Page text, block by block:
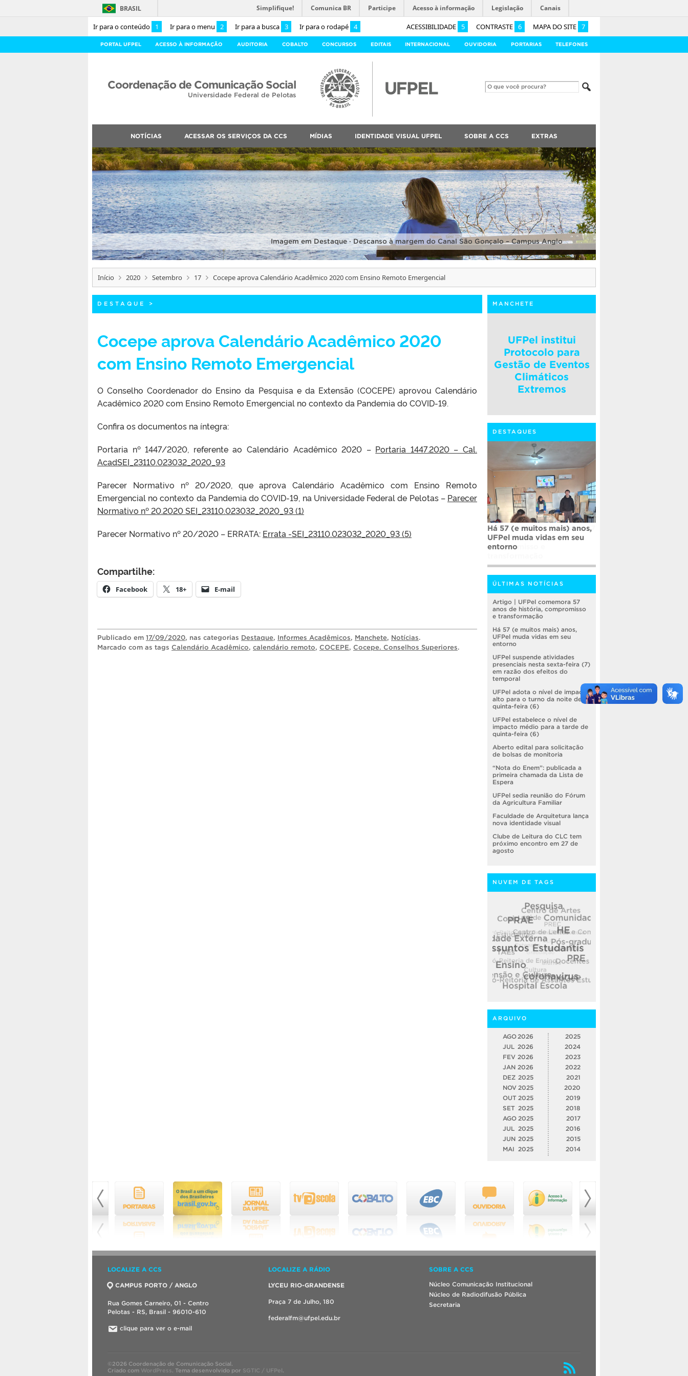
Ir para o conteúdo 1 Ir para o menu 2 Ir para a busca 3 Ir para o rodapé 4 ACESSIBILIDADE 5 CONTRASTE 6 MAPA DO SITE 7
BRASIL Simplifique! Comunica BR Participe Acesso à informação Legislação Canais
PORTAL UFPEL ACESSO À INFORMAÇÃO AUDITORIA COBALTO CONCURSOS EDITAIS INTERNACIONAL OUVIDORIA PORTARIAS TELEFONES
Coordenação de Comunicação Social
Universidade Federal de Pelotas
NOTÍCIAS ACESSAR OS SERVIÇOS DA CCS MÍDIAS IDENTIDADE VISUAL UFPEL SOBRE A CCS EXTRAS
Imagem em Destaque · Descanso à margem do Canal São Gonçalo – Campus Anglo
Início 2020 Setembro 17 Cocepe aprova Calendário Acadêmico 2020 com Ensino Remoto Emergencial
DESTAQUE >
Cocepe aprova Calendário Acadêmico 2020
com Ensino Remoto Emergencial
O Conselho Coordenador do Ensino da Pesquisa e da Extensão (COCEPE) aprovou Calendário
Acadêmico 2020 com Ensino Remoto Emergencial no contexto da Pandemia do COVID-19.
Confira os documentos na íntegra:
Portaria nº 1447/2020, referente ao Calendário Acadêmico 2020 – Portaria 1447.2020 – Cal.
AcadSEI_23110.023032_2020_93
Parecer Normativo nº 20/2020, que aprova Calendário Acadêmico com Ensino Remoto
Emergencial no contexto da Pandemia do COVID-19, na Universidade Federal de Pelotas – Parecer
Normativo nº 20.2020 SEI_23110.023032_2020_93 (1)
Parecer Normativo nº 20/2020 – ERRATA: Errata -SEI_23110.023032_2020_93 (5)
Compartilhe:
Facebook 18+ E-mail
Publicado em 17/09/2020, nas categorias Destaque, Informes Acadêmicos, Manchete, Notícias.
Marcado com as tags Calendário Acadêmico, calendário remoto, COCEPE, Cocepe. Conselhos Superiores.
MANCHETE
UFPel institui
Protocolo para
Gestão de Eventos
Climáticos
Extremos
DESTAQUES
Há 57 (e muitos mais) anos,
UFPel muda vidas em seu
entorno
ÚLTIMAS NOTÍCIAS
Artigo | UFPel comemora 57
anos de história, compromisso
e transformação
Há 57 (e muitos mais) anos,
UFPel muda vidas em seu
entorno
UFPel suspende atividades
presenciais nesta sexta-feira (7)
em razão dos efeitos do
temporal
UFPel adota o nível de impacto
alto para o turno da noite de
quinta-feira (6)
UFPel estabelece o nível de
impacto médio para a tarde de
quinta-feira (6)
Aberto edital para solicitação
de bolsas de monitoria
“Nota do Enem”: publicada a
primeira chamada da Lista de
Espera
UFPel sedia reunião do Fórum
da Agricultura Familiar
Faculdade de Arquitetura lança
nova identidade visual
Clube de Leitura do CLC tem
próximo encontro em 27 de
agosto
NUVEM DE TAGS
ARQUIVO
AGO 2026
JUL 2026
FEV 2026
JAN 2026
DEZ 2025
NOV 2025
OUT 2025
SET 2025
AGO 2025
JUL
2025
JUN 2025
MAI
2025
2025
2024
2023
2022
2021
2020
2019
2018
2017
2016
2015
2014
LOCALIZE A CCS
CAMPUS PORTO / ANGLO
Rua Gomes Carneiro, 01 - Centro
Pelotas - RS, Brasil - 96010-610
clique para ver o e-mail
LOCALIZE A RÁDIO
LYCEU RIO-GRANDENSE
Praça 7 de Julho, 180
federalfm@ufpel.edu.br
SOBRE A CCS
Núcleo Comunicação Institucional
Núcleo de Radiodifusão Pública
Secretaria
©2026 Coordenação de Comunicação Social.
Criado com WordPress. Tema desenvolvido por SGTIC / UFPel .